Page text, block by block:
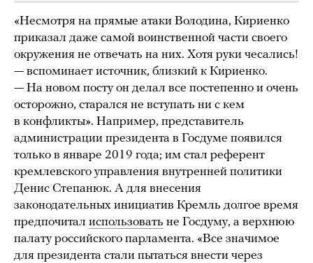
«Несмотря на прямые атаки Володина, Кириенко
приказал даже самой воинственной части своего
окружения не отвечать на них. Хотя руки чесались!
— вспоминает источник, близкий к Кириенко.
— На новом посту он делал все постепенно и очень
осторожно, старался не вступать ни с кем
в конфликты». Например, представитель
администрации президента в Госдуме появился
только в январе 2019 года; им стал референт
кремлевского управления внутренней политики
Денис Степанюк. А для внесения
законодательных инициатив Кремль долгое время
предпочитал использовать не Госдуму, а верхнюю
палату российского парламента. «Все значимое
для президента стали пытаться внести через